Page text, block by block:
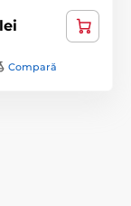
Compară